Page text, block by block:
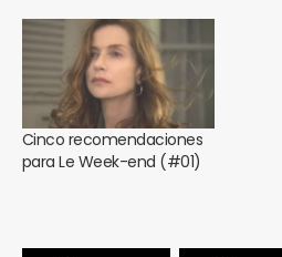
Cinco recomendaciones
para Le Week-end (#01)